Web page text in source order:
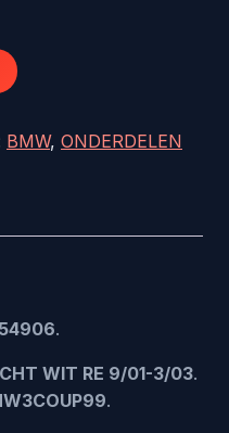
BMW, ONDERDELEN
.
WIT RE 9/01-3/03.
.